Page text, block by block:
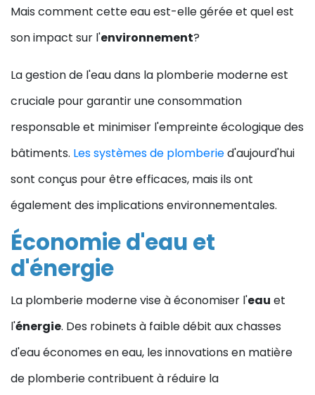
Mais comment cette eau est-elle gérée et quel est
son impact sur l'environnement?
La gestion de l'eau dans la plomberie moderne est
cruciale pour garantir une consommation
responsable et minimiser l'empreinte écologique des
bâtiments. Les systèmes de plomberied'aujourd'hui
sont conçus pour être efficaces, mais ils ont
également des implications environnementales.
Économie d'eau et
d'énergie
La plomberie moderne vise à économiser l'eau et
l'énergie. Des robinets à faible débit aux chasses
d'eau économes en eau, les innovations en matière
de plomberie contribuent à réduire la